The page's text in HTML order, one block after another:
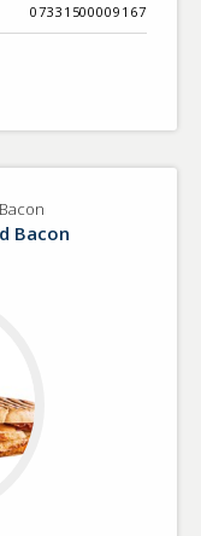
07331500009167
Bacon